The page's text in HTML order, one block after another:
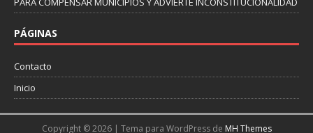
PÁGINAS
Contacto
Inicio
Copyright © 2026 | Tema para WordPress de MH Themes